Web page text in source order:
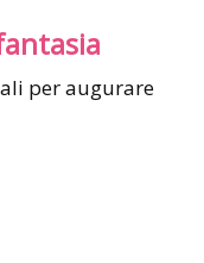
per augurare